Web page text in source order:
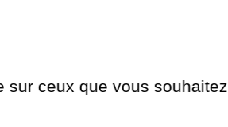
semaines .
sur ceux que vous souhaitez